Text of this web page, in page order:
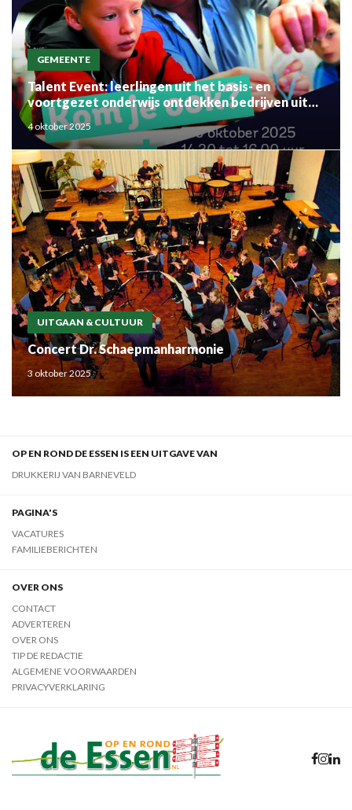
GEMEENTE
Talent Event: leerlingen uit het basis- en
voortgezet onderwijs ontdekken bedrijven uit
de regio
4 oktober 2025
UITGAAN & CULTUUR
Concert Dr. Schaepmanharmonie
3 oktober 2025
OP EN ROND DE ESSEN IS EEN UITGAVE VAN
DRUKKERIJ VAN BARNEVELD
PAGINA'S
VACATURES
FAMILIEBERICHTEN
OVER ONS
CONTACT
ADVERTEREN
OVER ONS
TIP DE REDACTIE
ALGEMENE VOORWAARDEN
PRIVACYVERKLARING